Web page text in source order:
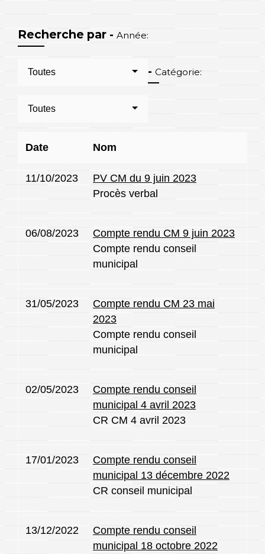
Recherche par - Année:
Toutes - Catégorie:
Toutes
Date Nom
11/10/2023
PV CM du 9 juin 2023
Procès verbal
06/08/2023
Compte rendu CM 9 juin 2023
Compte rendu conseil
municipal
31/05/2023
Compte rendu CM 23 mai
2023
Compte rendu conseil
municipal
02/05/2023
Compte rendu conseil
municipal 4 avril 2023
CR CM 4 avril 2023
17/01/2023
Compte rendu conseil
municipal 13 décembre 2022
CR conseil municipal
13/12/2022
Compte rendu conseil
municipal 18 octobre 2022